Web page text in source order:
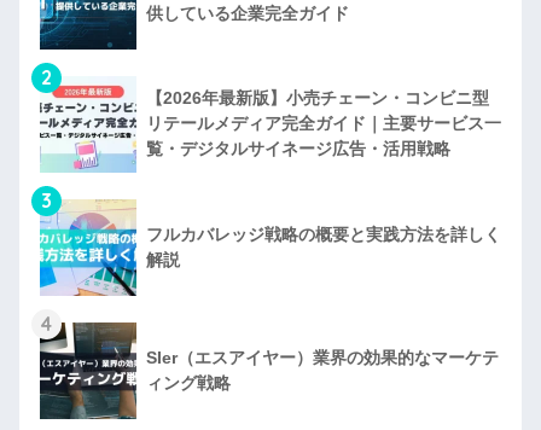
供している企業完全ガイド
2
【2026年最新版】小売チェーン・コンビニ型
リテールメディア完全ガイド｜主要サービス一
覧・デジタルサイネージ広告・活用戦略
3
フルカバレッジ戦略の概要と実践方法を詳しく
解説
4
SIer（エスアイヤー）業界の効果的なマーケテ
ィング戦略